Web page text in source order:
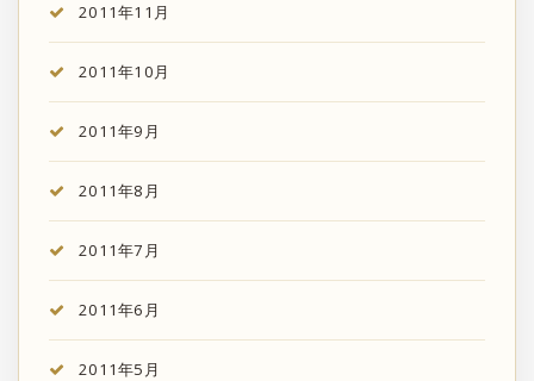
2011年11月
2011年10月
2011年9月
2011年8月
2011年7月
2011年6月
2011年5月